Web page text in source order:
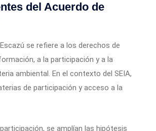
del Acuerdo de
se refiere a los derechos de
a la participación y a la
ambiental. En el contexto del SEIA,
de participación y acceso a la
se amplían las hipótesis